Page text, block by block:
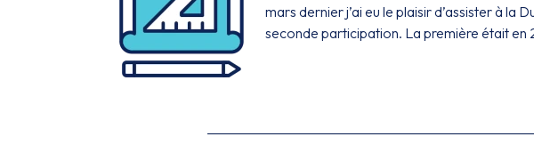
mars dernier j’ai eu le plaisir d’assister à la
seconde participation. La première était en